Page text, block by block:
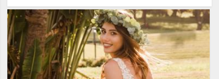
کنیم که لباس شما به زیبایی روزی که آن را پوشیده اید، باقی می ماند.
همچنین نشان خواهیم داد که چگونه فروشگاه هایی مانند مزون چرخچی می
توانند به عروس ها در همه چیز از اجاره تا نگهداری کمک کنند.